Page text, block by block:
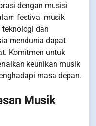
dengan musisi
festival musik
dan
mendunia dapat
Komitmen untuk
keunikan musik
masa depan.
Musik